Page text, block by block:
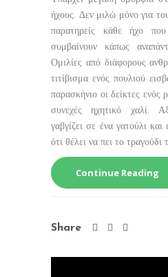
ήχους. Δεν μιλώ μόνο για
παρατηρείς κάθε ήχο
συμβαίνουν κάπως
Ομιλίες από διάφορους
τιτίβισμα ενός πουλιού
παρασκήνιο οι δείκτες ενός
συνεχές ηχητικό χαλί.
γαβγίζει σε ένα γατούλι και
ότι θέλει να πει το τραγούδι
Continue Reading
Share